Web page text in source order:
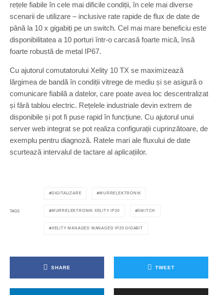
rețele fiabile în cele mai dificile condiții, în cele mai diverse
scenarii de utilizare – inclusive rate rapide de flux de date de
până la 10 x gigabiți pe un switch. Cel mai mare beneficiu este
disponibilitatea a 10 porturi într-o carcasă foarte mică, însă
foarte robustă de metal IP67.
Cu ajutorul comutatorului Xelity 10 TX se maximizează
lărgimea de bandă în condiții vitrege de mediu și se asigură o
comunicare fiabilă a datelor, care poate avea loc descentralizat
și fără tablou electric. Rețelele industriale devin extrem de
disponibile și pot fi puse rapid în funcțiune. Cu ajutorul unui
server web integrat se pot realiza configurații cuprinzătoare, de
exemplu pentru diagnoză. Ratele mari ale fluxului de date
scurtează intervalul de tactare al aplicațiilor.
TAGS
DIGITALIZARE MURRELEKTRONIK
MURRELEKTRONIK XELITY IP20 SWITCH
XELITY MANAGED MANAGED IP20 GIGABIT
SHARE TWEET